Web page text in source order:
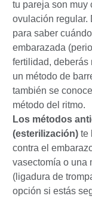
tu pareja son muy
ovulación regular.
para saber
embarazada
fertilidad, deberás
un método de
también se
método del ritmo.
Los métodos
(esterilización) te
contra el
vasectomía o una
(ligadura de
opción si estás